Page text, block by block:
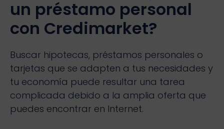
un préstamo personal
con Credimarket?
Buscar hipotecas, préstamos personales o
tarjetas que se adapten a tus necesidades y
tu economía puede resultar una tarea
complicada debido a la amplia oferta que
puedes encontrar en Internet.